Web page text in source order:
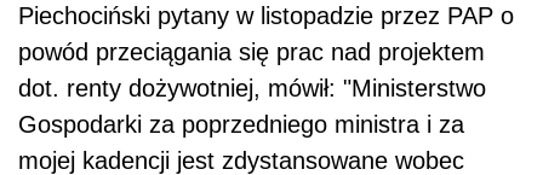
Piechociński pytany w listopadzie przez PAP o
powód przeciągania się prac nad projektem
dot. renty dożywotniej, mówił: "Ministerstwo
Gospodarki za poprzedniego ministra i za
mojej kadencji jest zdystansowane wobec